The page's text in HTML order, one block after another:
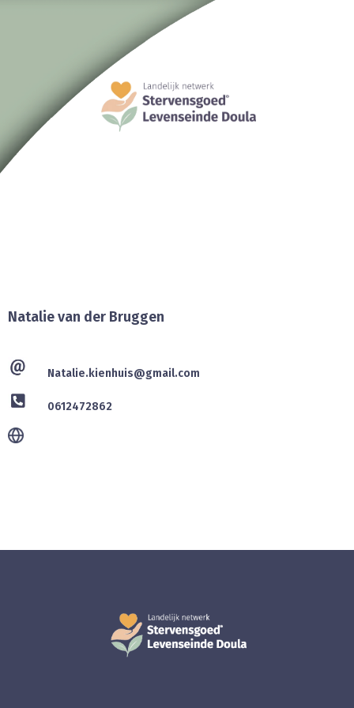
Natalie van der Bruggen
Natalie.kienhuis@gmail.com
0612472862